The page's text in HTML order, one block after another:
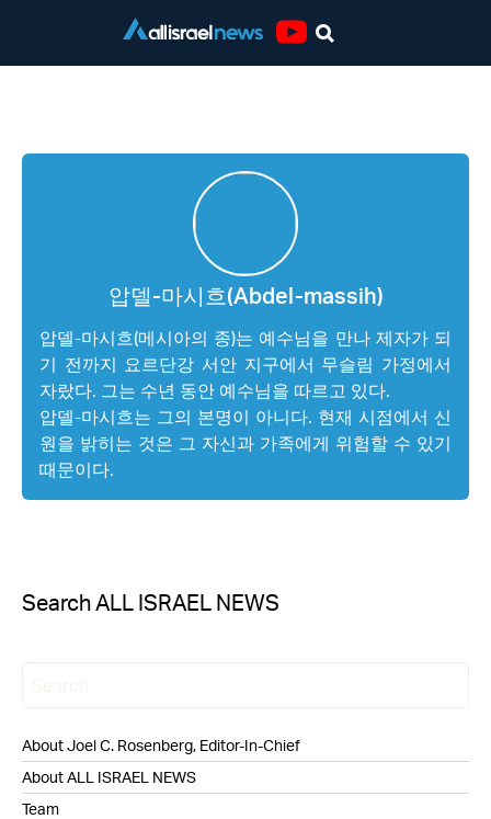
압델-마시흐(Abdel-massih)
압델-마시흐(메시아의 종)는 예수님을 만나 제자가 되
기 전까지 요르단강 서안 지구에서 무슬림 가정에서
자랐다. 그는 수년 동안 예수님을 따르고 있다.
압델-마시흐는 그의 본명이 아니다. 현재 시점에서 신
원을 밝히는 것은 그 자신과 가족에게 위험할 수 있기
때문이다.
Search ALL ISRAEL NEWS
About Joel C. Rosenberg, Editor-In-Chief
About ALL ISRAEL NEWS
Team